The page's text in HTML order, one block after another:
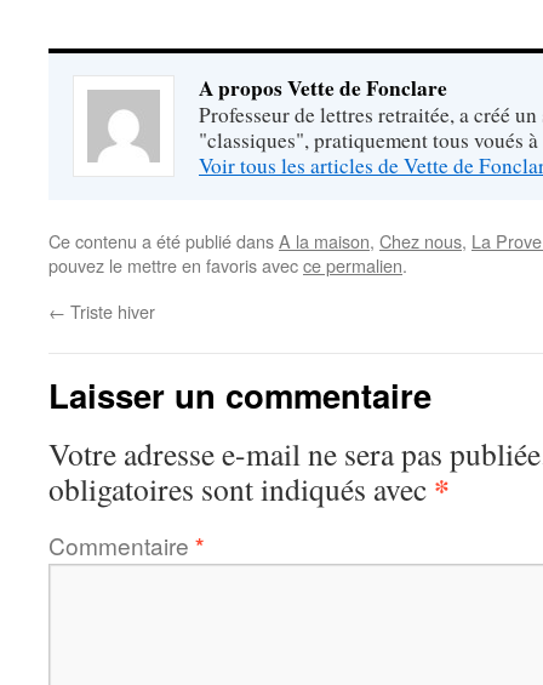
A propos Vette de Fonclare
Professeur de lettres retraitée, a créé
"classiques", pratiquement tous voués
Voir tous les articles de Vette de
Ce contenu a été publié dansA la maison, Chez nous, La
pouvez le mettre en favoris avecce permalien.
← Triste hiver
Laisser un commentaire
Votre adresse e-mail ne sera pas
obligatoires sont indiqués avec *
Commentaire *